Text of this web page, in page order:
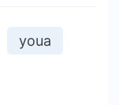
youa